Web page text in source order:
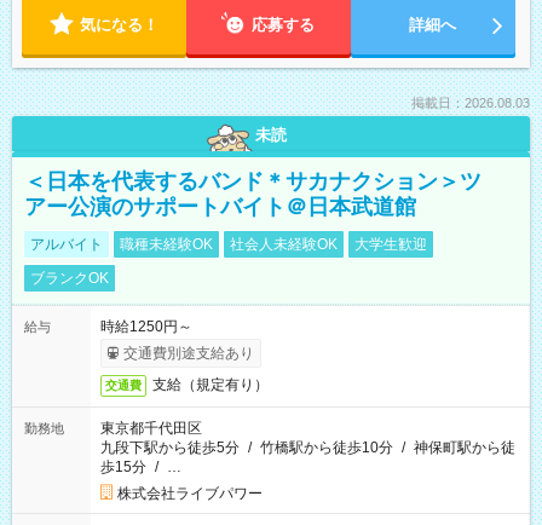
気になる！ 応募する 詳細へ
掲載日：2026.08.03
未読
＜日本を代表するバンド＊サカナクション＞ツ
アー公演のサポートバイト＠日本武道館
アルバイト 職種未経験OK 社会人未経験OK
大学生歓迎
ブランクOK
給与
時給1250円～
交通費別途支給あり
交通費 支給（規定有り）
勤務地
東京都千代田区
九段下駅から徒歩5分 / 竹橋駅から徒歩10分 / 神保町駅から徒
歩15分 / …
株式会社ライブパワー